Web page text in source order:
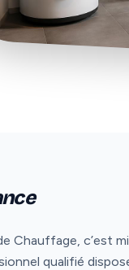
Chauffage, c’est
qualifié